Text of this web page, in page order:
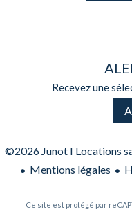
Recevez une
©2026 Junot I Locations
Mentions légales
Ce site est protégé par